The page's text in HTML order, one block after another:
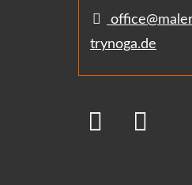
trynoga.de